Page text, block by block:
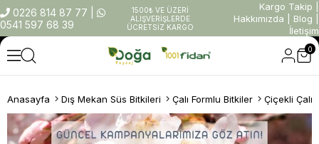
0226 814 87 77
0541 597 68 39
1500₺ VE ÜZERİ
ALIŞVERİŞLERDE
ÜCRETSİZ KARGO
Kargo Takip
Hakkımızda
Blog
İletişim
0
Anasayfa Dış Mekan Süs Bitkileri Çalı Formlu Bitkiler Çiçekli